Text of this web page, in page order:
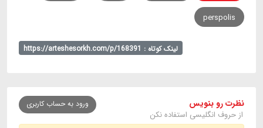
perspolis
لینک کوتاه : https://arteshesorkh.com/p/168391
نظرت رو بنویس
از حروف انگلیسی استفاده نکن
ورود به حساب کاربری